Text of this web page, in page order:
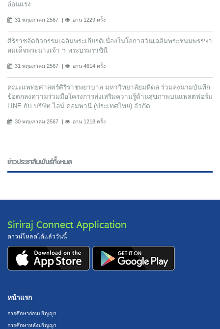
อ่อนแรง
31 พฤษภาคม 2567 อ่าน 1229 ครั้ง
ศิริราชจัดกิจกรรมเฉลิมพระเกียรติเนื่องในโอกาสวันเฉลิมพระชนมพรรษา
สมเด็จพระนางเจ้า ฯ พระบรมราชินี
31 พฤษภาคม 2567 อ่าน 4614 ครั้ง
คณะแพทยศาสตร์ศิริราชพยาบาล มหาวิทยาลัยมหิดล ร่วมลงนามบันทึก
ข้อตกลงความร่วมมือโครงการส่งเสริมความรู้ด้านสุขภาพบนแพลตฟอร์ม
LINE กับ บริษัท ไลน์ คอมพานี (ประเทศไทย) จํากัด
30 พฤษภาคม 2567 อ่าน 1218 ครั้ง
ข่าวประชาสัมพันธ์ทั้งหมด
Siriraj Connect Application
ดาวน์โหลดได้แล้ววันนี้
หน้าแรก
การศึกษาก่อนปริญญา
การศึกษาหลังปริญญา